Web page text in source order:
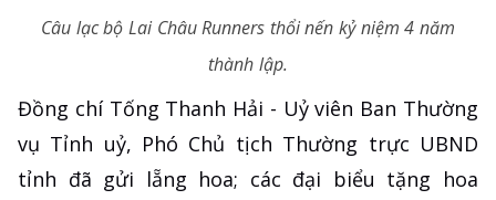
Câu lạc bộ Lai Châu Runners thổi nến kỷ niệm 4 năm
thành lập.
Đồng chí Tống Thanh Hải - Uỷ viên Ban Thường
vụ Tỉnh uỷ, Phó Chủ tịch Thường trực UBND
tỉnh đã gửi lẵng hoa; các đại biểu tặng hoa